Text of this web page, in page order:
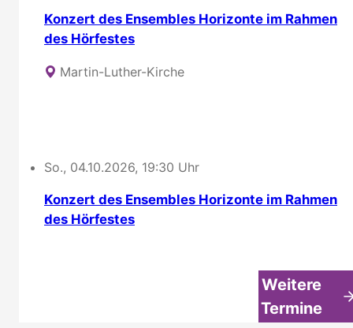
Konzert des Ensembles Horizonte im Rahmen
des Hörfestes
Martin-Luther-Kirche
So., 04.10.2026, 19:30 Uhr
Konzert des Ensembles Horizonte im Rahmen
des Hörfestes
Weitere
Termine